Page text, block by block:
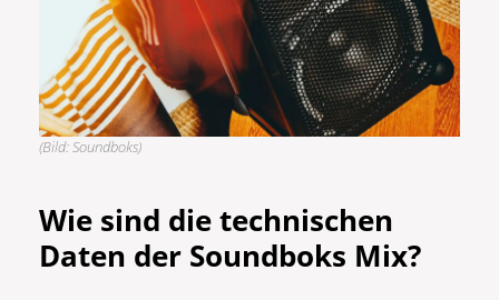
(Bild: Soundboks)
Wie sind die technischen
Daten der Soundboks Mix?